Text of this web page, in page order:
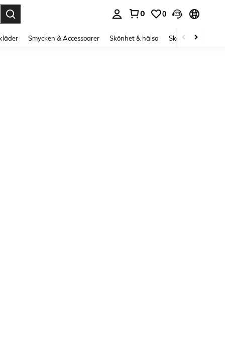
0 0
Smycken & Accessoarer Skönhet & hälsa Skor Curve